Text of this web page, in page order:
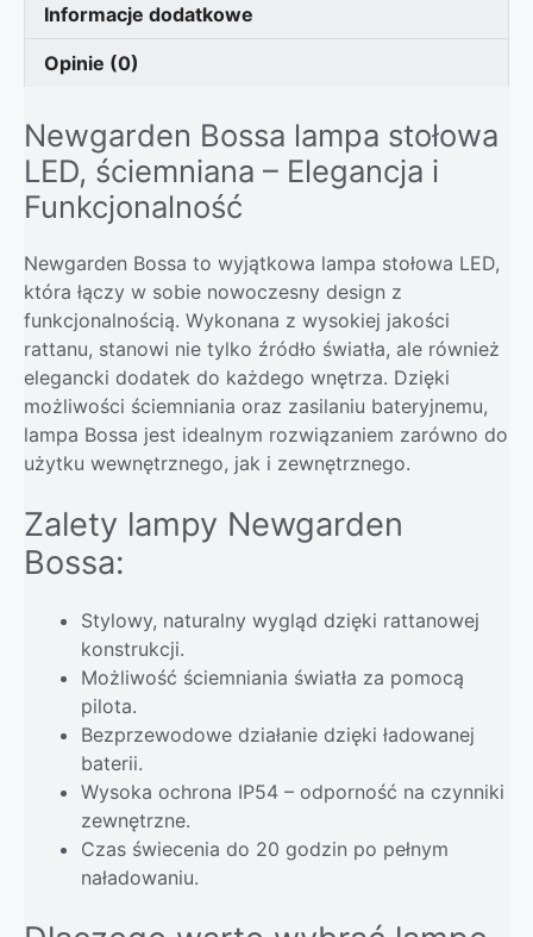
Informacje dodatkowe
Opinie (0)
Newgarden Bossa lampa stołowa
LED, ściemniana – Elegancja i
Funkcjonalność
Newgarden Bossa to wyjątkowa lampa stołowa LED,
która łączy w sobie nowoczesny design z
funkcjonalnością. Wykonana z wysokiej jakości
rattanu, stanowi nie tylko źródło światła, ale również
elegancki dodatek do każdego wnętrza. Dzięki
możliwości ściemniania oraz zasilaniu bateryjnemu,
lampa Bossa jest idealnym rozwiązaniem zarówno do
użytku wewnętrznego, jak i zewnętrznego.
Zalety lampy Newgarden
Bossa:
Stylowy, naturalny wygląd dzięki rattanowej
konstrukcji.
Możliwość ściemniania światła za pomocą
pilota.
Bezprzewodowe działanie dzięki ładowanej
baterii.
Wysoka ochrona IP54 – odporność na czynniki
zewnętrzne.
Czas świecenia do 20 godzin po pełnym
naładowaniu.